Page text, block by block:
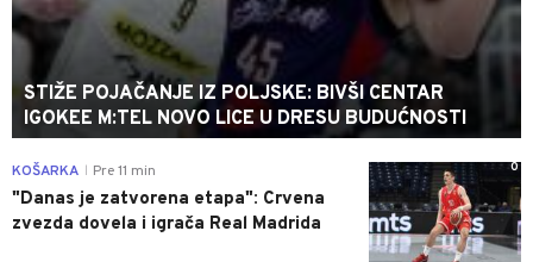
STIŽE POJAČANJE IZ POLJSKE: BIVŠI CENTAR
IGOKEE M:TEL NOVO LICE U DRESU BUDUĆNOSTI
0
KOŠARKA Pre 11 min
"Danas je zatvorena etapa": Crvena
zvezda dovela i igrača Real Madrida